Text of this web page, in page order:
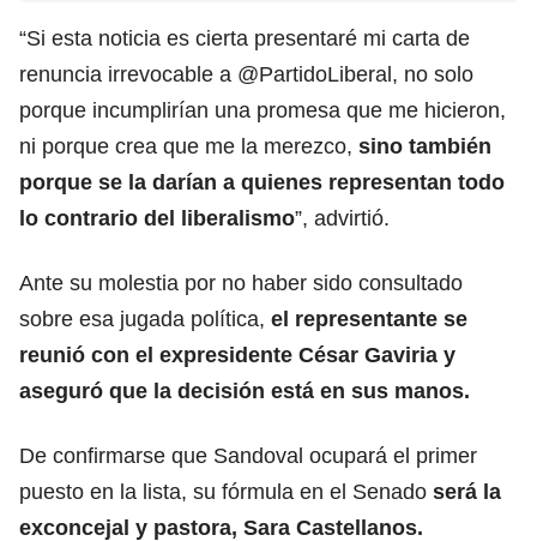
“Si esta noticia es cierta presentaré mi carta de
renuncia irrevocable a @PartidoLiberal, no solo
porque incumplirían una promesa que me hicieron,
ni porque crea que me la merezco, sino también
porque se la darían a quienes representan todo
lo contrario del liberalismo”, advirtió.
Ante su molestia por no haber sido consultado
sobre esa jugada política, el representante se
reunió con el expresidente César Gaviria y
aseguró que la decisión está en sus manos.
De confirmarse que Sandoval ocupará el primer
puesto en la lista, su fórmula en el Senado será la
exconcejal y pastora, Sara Castellanos.